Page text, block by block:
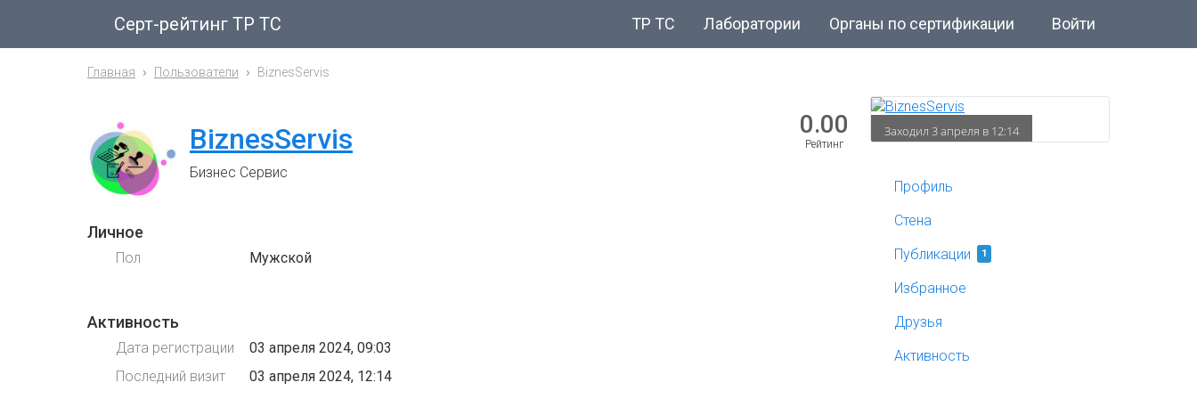
Серт-рейтинг ТР ТС ТР ТС Лаборатории Органы по сертификации Войти
Главная Пользователи BiznesServis
BiznesServis
Бизнес Сервис
0.00
Рейтинг
Личное
Пол Мужской
Активность
Дата регистрации
03 апреля 2024, 09:03
Последний визит
03 апреля 2024, 12:14
Заходил 3 апреля в 12:14
Профиль
Стена
Публикации
1
Избранное
Друзья
Активность